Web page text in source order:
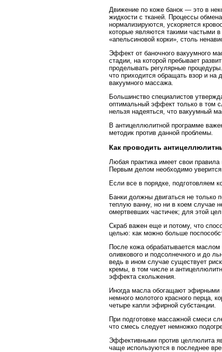
Движение по коже банок — это в
жидкости с тканей. Процессы
нормализируются, ускоряется
которые являются такими частыми
«апельсиновой корки», столь
Эффект от баночного вакуумного
стадии, на которой пребывает
проделывать регулярные
что приходится обращать взор и
вакуумного массажа.
Большинство специалистов
оптимальный эффект только в том
нельзя надеяться, что вакуумный
В антицеллюлитной программе
методик против данной проблемы.
Как проводить
Любая практика имеет свои
Первым делом необходимо
Если все в порядке, подготовляем
Банки должны двигаться не только
теплую ванну, но ни в коем случае
омертвевших частичек; для этой
Скраб важен еще и потому, что
целью: как можно больше
После кожа обрабатывается
оливкового и подсолнечного и до
ведь в ином случае существует
кремы, в том числе и
эффекта скольжения.
Иногда масла обогащают эфирными
немного молотого красного перца,
четыре капли эфирной субстанции.
При подготовке массажной смеси
что смесь следует немножко
Эффективными против целлюлита
чаще используются в последнее